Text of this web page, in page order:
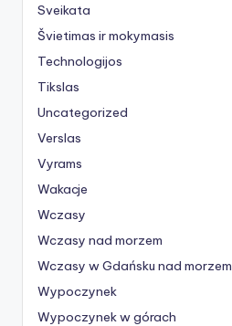
Sveikata
Švietimas ir mokymasis
Technologijos
Tikslas
Uncategorized
Verslas
Vyrams
Wakacje
Wczasy
Wczasy nad morzem
Wczasy w Gdańsku nad morzem
Wypoczynek
Wypoczynek w górach